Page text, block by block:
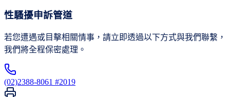
性騷擾申訴管道
若您遭遇或目擊相關情事，請立即透過以下方式與我們聯繫，
我們將全程保密處理。
(02)2388-8061 #2019